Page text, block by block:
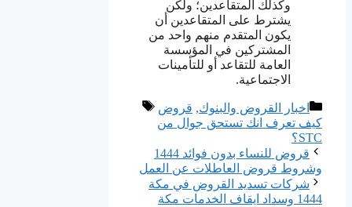
وكذلك المتقاعدين؛ ولكن
يشترط على المتقاعدين أن
يكون المتقدم منهم واحد من
المشتركين في المؤسسة
العامة للتقاعد أو للتأمينات
الاجتماعية.
التصنيفات
اخبار القروض والبنوك, قروض
الوسوم
كيف تعرف انك تستحق جوال من
STC؟
قروض للنساء بدون فوائد 1444
وشروط قروض العاطلات عن العمل
شركات تسديد القروض في مكة
1444 وسداد ايقاف الخدمات مكة